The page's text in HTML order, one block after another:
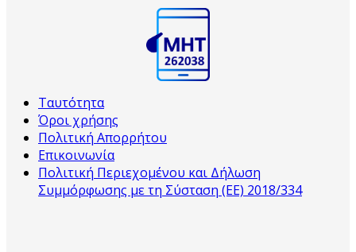
Ταυτότητα
Όροι χρήσης
Πολιτική Απορρήτου
Επικοινωνία
Πολιτική Περιεχομένου και Δήλωση
Συμμόρφωσης με τη Σύσταση (ΕΕ) 2018/334